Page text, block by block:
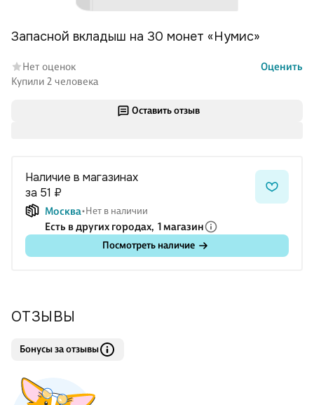
Оставить отзыв
Запасной вкладыш на 30 монет «Нумис»
Нет оценок
Оценить
Купили 2 человека
Наличие в магазинах
за 51 ₽
Москва Нет в наличии
Есть в других городах, 1 магазин
Посмотреть наличие
ОТЗЫВЫ
Бонусы за отзывы